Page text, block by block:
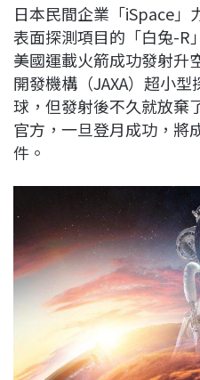
b
o
o
k
a
d
s
e
d
I
n
L
i
n
k
日本民間企業「iSpace」
表面探測項目的「白兔-R
美國運載火箭成功發射升
開發機構（JAXA）超小
球，但發射後不久就放棄
官方，一旦登月成功，將
件。